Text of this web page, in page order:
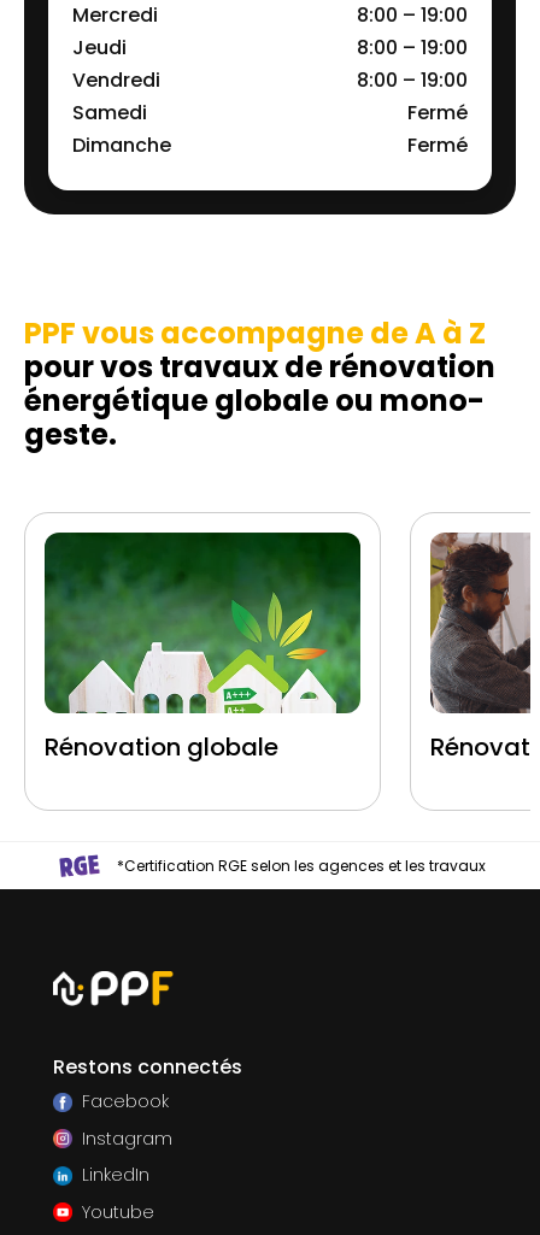
Mercredi
8:00 – 19:00
Jeudi
8:00 – 19:00
Vendredi
8:00 – 19:00
Samedi
Fermé
Dimanche
Fermé
PPF vous accompagne de A à Z
pour vos travaux de rénovation
énergétique globale ou mono-
geste.
Rénovation globale
*Certification RGE selon les agences et les travaux
Restons connectés
Facebook
Instagram
LinkedIn
Youtube